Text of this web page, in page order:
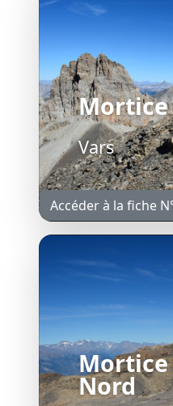
Vars
Accéder à la fiche
Mortice
Nord